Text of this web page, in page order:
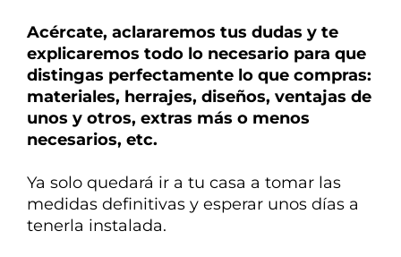
Acércate, aclararemos tus dudas y te
explicaremos todo lo necesario para que
distingas perfectamente lo que compras:
materiales, herrajes, diseños, ventajas de
unos y otros, extras más o menos
necesarios, etc.
Ya solo quedará ir a tu casa a tomar las
medidas definitivas y esperar unos días a
tenerla instalada.